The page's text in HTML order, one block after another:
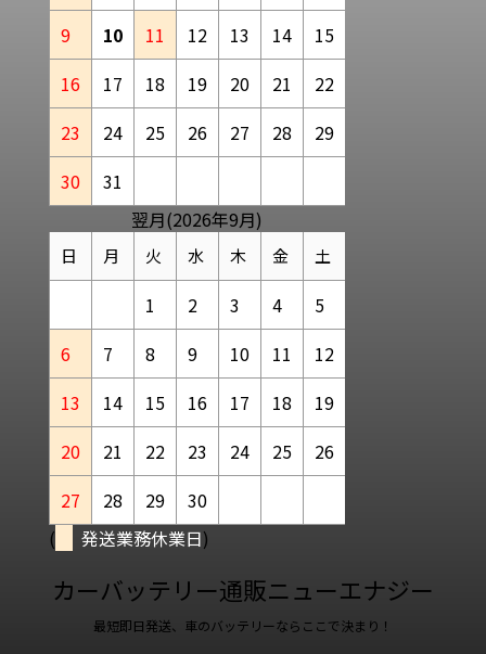
9
10 11 12 13 14
15
16
17 18 19 20 21
22
23
24 25 26 27 28
29
30
31
翌月(2026年9月)
日 月 火 水 木 金 土
1 2 3 4
5
6
7 8 9 10 11
12
13
14 15 16 17 18
19
20
21 22 23 24 25
26
27
28 29
30
(
発送業務休業日)
カーバッテリー通販ニューエナジー
最短即日発送、車のバッテリーならここで決まり！